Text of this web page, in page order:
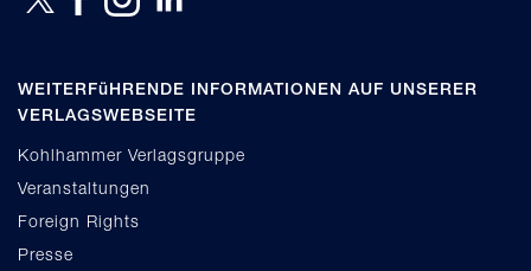
WEITERFüHRENDE INFORMATIONEN AUF UNSERER
VERLAGSWEBSEITE
Kohlhammer Verlagsgruppe
Veranstaltungen
Foreign Rights
Presse